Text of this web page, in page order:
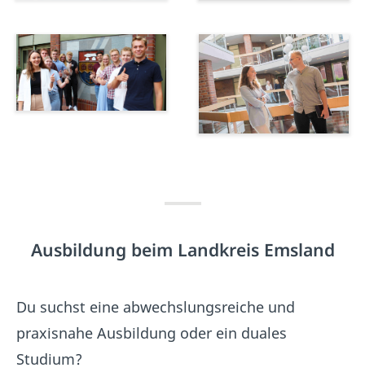
Ausbildung beim Landkreis Emsland
Du suchst eine abwechslungsreiche und
praxisnahe Ausbildung oder ein duales
Studium?